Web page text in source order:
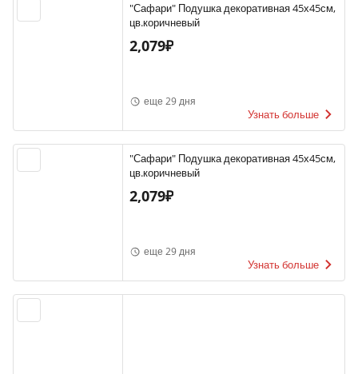
"Сафари" Подушка декоративная 45х45см,
цв.коричневый
2,079₽
еще 29 дня
Узнать больше
"Сафари" Подушка декоративная 45х45см,
цв.коричневый
2,079₽
еще 29 дня
Узнать больше